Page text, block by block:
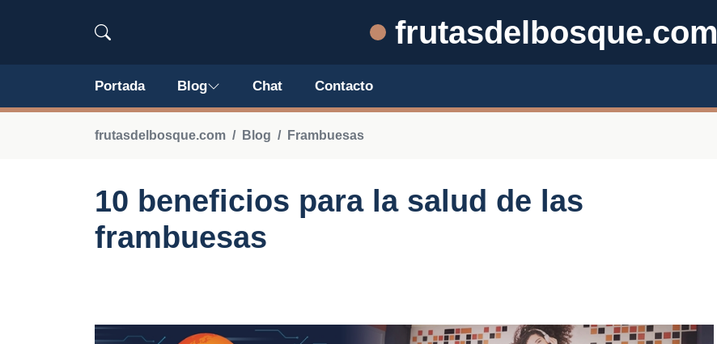
frutasdelbosque.com
Portada Blog Chat Contacto
frutasdelbosque.com Blog Frambuesas
10 beneficios para la salud de las
frambuesas